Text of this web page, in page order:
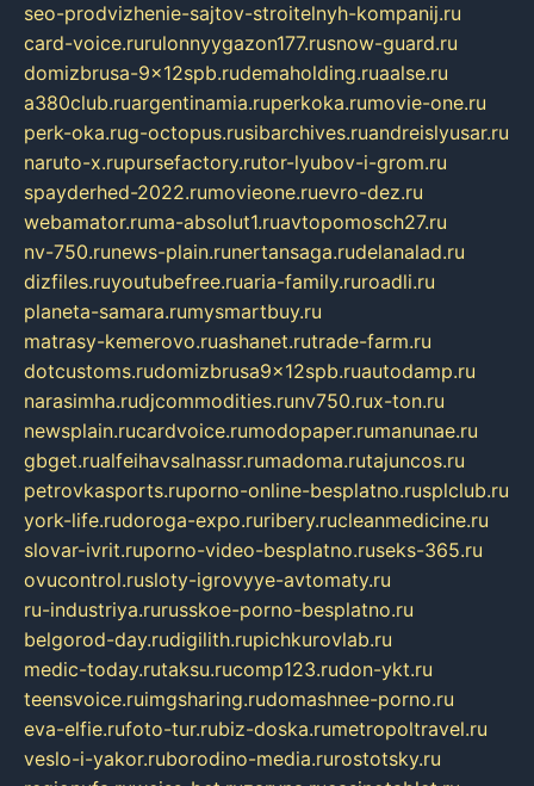
seo-prodvizhenie-sajtov-stroitelnyh-kompanij.ru
card-voice.rurulonnyygazon177.rusnow-guard.ru
domizbrusa-9x12spb.rudemaholding.ruaalse.ru
a380club.ruargentinamia.ruperkoka.rumovie-one.ru
perk-oka.rug-octopus.rusibarchives.ruandreislyusar.ru
naruto-x.rupursefactory.rutor-lyubov-i-grom.ru
spayderhed-2022.rumovieone.ruevro-dez.ru
webamator.ruma-absolut1.ruavtopomosch27.ru
nv-750.runews-plain.runertansaga.rudelanalad.ru
dizfiles.ruyoutubefree.ruaria-family.ruroadli.ru
planeta-samara.rumysmartbuy.ru
matrasy-kemerovo.ruashanet.rutrade-farm.ru
dotcustoms.rudomizbrusa9x12spb.ruautodamp.ru
narasimha.rudjcommodities.runv750.rux-ton.ru
newsplain.rucardvoice.rumodopaper.rumanunae.ru
gbget.rualfeihavsalnassr.rumadoma.rutajuncos.ru
petrovkasports.ruporno-online-besplatno.rusplclub.ru
york-life.rudoroga-expo.ruribery.rucleanmedicine.ru
slovar-ivrit.ruporno-video-besplatno.ruseks-365.ru
ovucontrol.rusloty-igrovyye-avtomaty.ru
ru-industriya.rurusskoe-porno-besplatno.ru
belgorod-day.rudigilith.rupichkurovlab.ru
medic-today.rutaksu.rucomp123.rudon-ykt.ru
teensvoice.ruimgsharing.rudomashnee-porno.ru
eva-elfie.rufoto-tur.rubiz-doska.rumetropoltravel.ru
veslo-i-yakor.ruborodino-media.rurostotsky.ru